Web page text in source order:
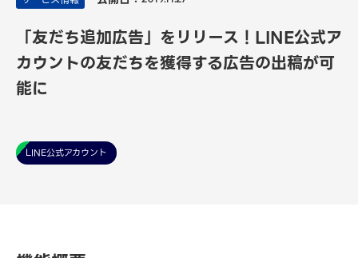
「友だち追加広告」をリリース！LINE公式ア
カウントの友だちを獲得する広告の出稿が可
能に
LINE公式アカウント